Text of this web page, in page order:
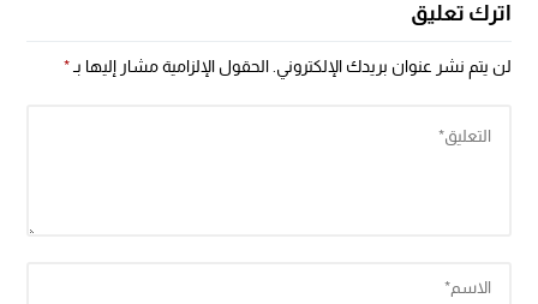
اترك تعليق
لن يتم نشر عنوان بريدك الإلكتروني. الحقول الإلزامية مشار إليها بـ*